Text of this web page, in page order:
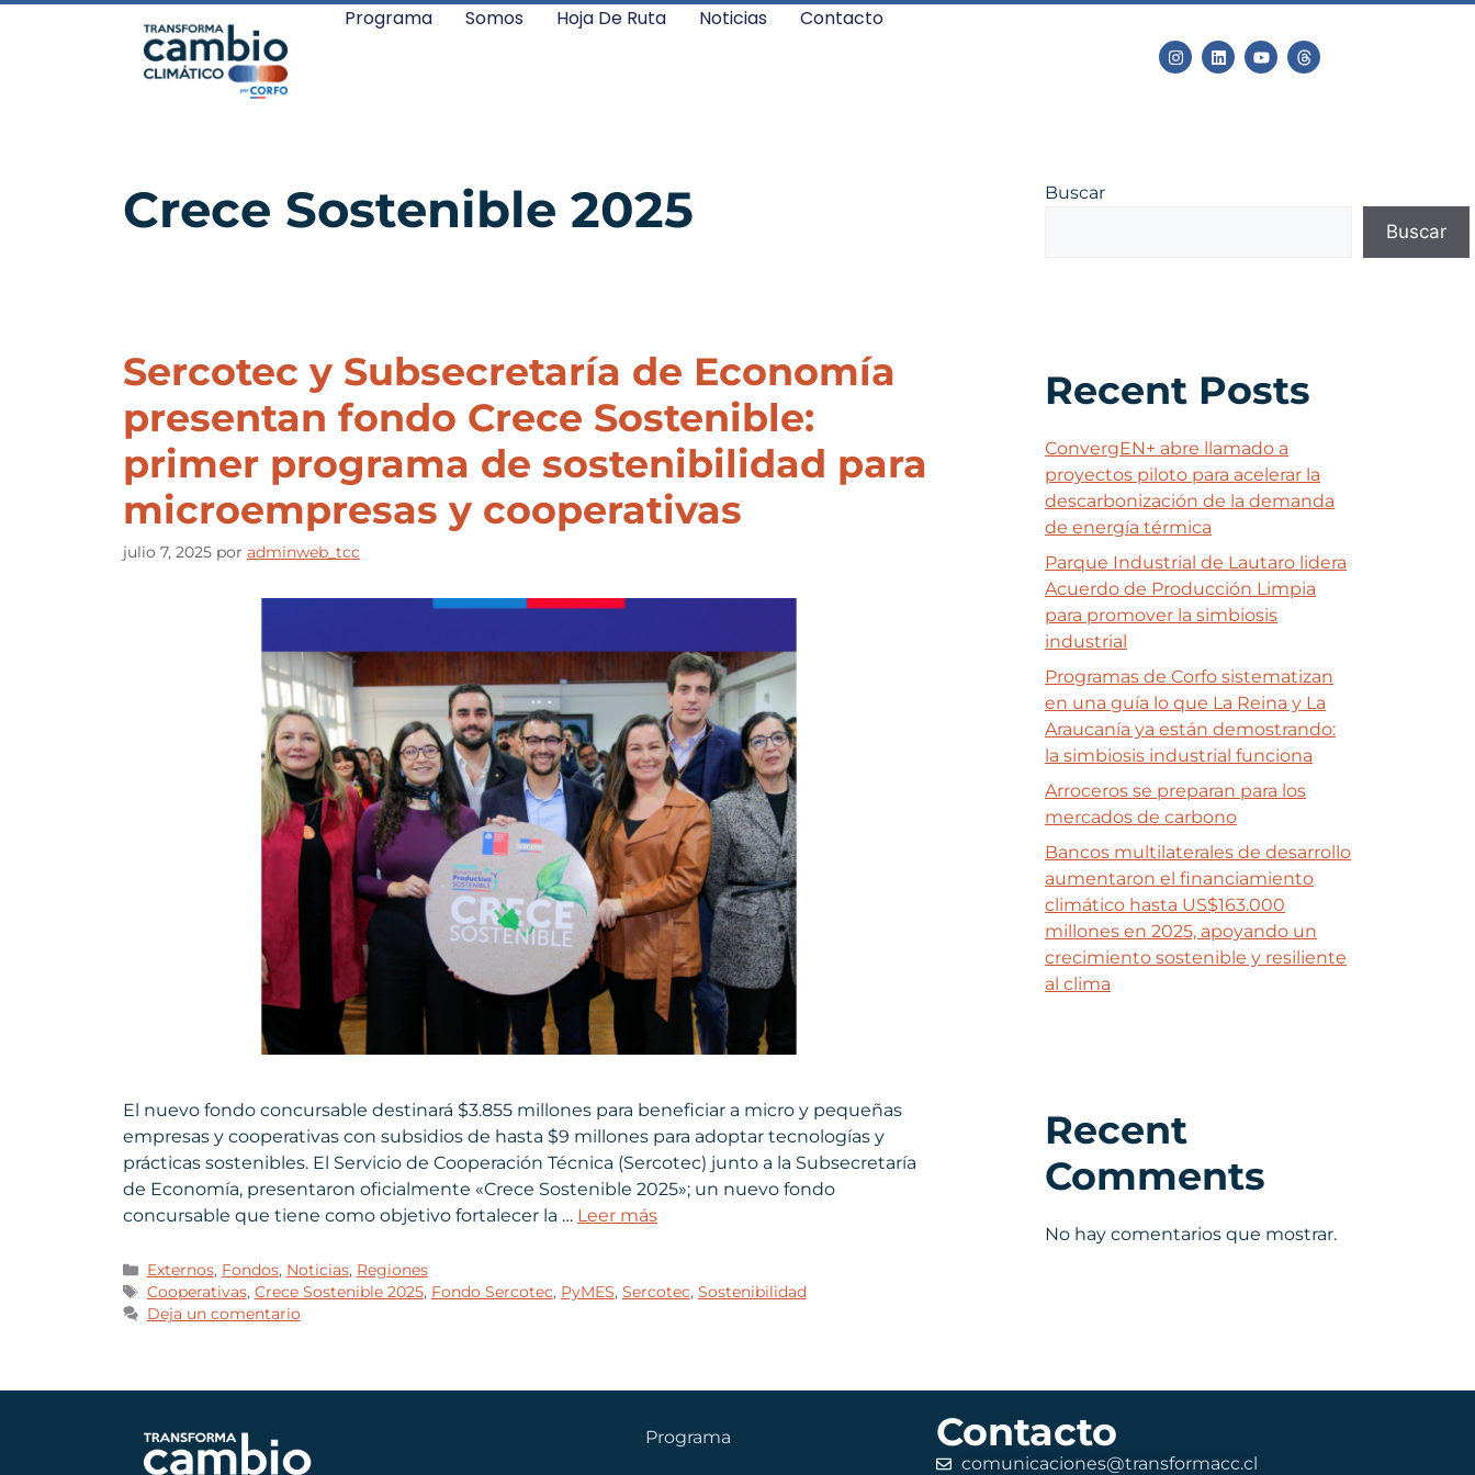
Programa Somos Hoja De Ruta Noticias Contacto
Crece Sostenible 2025
Sercotec y Subsecretaría de Economía
presentan fondo Crece Sostenible:
primer programa de sostenibilidad para
microempresas y cooperativas
julio 7, 2025 por adminweb_tcc
El nuevo fondo concursable destinará $3.855 millones para beneficiar a micro y pequeñas
empresas y cooperativas con subsidios de hasta $9 millones para adoptar tecnologías y
prácticas sostenibles. El Servicio de Cooperación Técnica (Sercotec) junto a la Subsecretaría
de Economía, presentaron oficialmente «Crece Sostenible 2025»; un nuevo fondo
concursable que tiene como objetivo fortalecer la … Leer más
Externos, Fondos, Noticias, Regiones
Cooperativas, Crece Sostenible 2025, Fondo Sercotec, PyMES, Sercotec, Sostenibilidad
Deja un comentario
Buscar
Buscar
Recent Posts
ConvergEN+ abre llamado a
proyectos piloto para acelerar la
descarbonización de la demanda
de energía térmica
Parque Industrial de Lautaro lidera
Acuerdo de Producción Limpia
para promover la simbiosis
industrial
Programas de Corfo sistematizan
en una guía lo que La Reina y La
Araucanía ya están demostrando:
la simbiosis industrial funciona
Arroceros se preparan para los
mercados de carbono
Bancos multilaterales de desarrollo
aumentaron el financiamiento
climático hasta US$163.000
millones en 2025, apoyando un
crecimiento sostenible y resiliente
al clima
Recent
Comments
No hay comentarios que mostrar.
Programa Contacto
comunicaciones@transformacc.cl